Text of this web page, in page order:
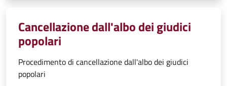
Cancellazione dall'albo dei giudici
popolari
Procedimento di cancellazione dall'albo dei giudici
popolari